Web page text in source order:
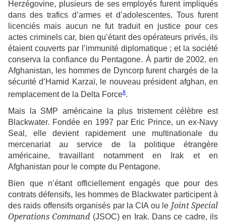
Herzégovine, plusieurs de ses employés furent impliqués
dans des trafics d’armes et d’adolescentes. Tous furent
licenciés mais aucun ne fut traduit en justice pour ces
actes criminels car, bien qu’étant des opérateurs privés, ils
étaient couverts par l’immunité diplomatique ; et la société
conserva la confiance du Pentagone. À partir de 2002, en
Afghanistan, les hommes de Dyncorp furent chargés de la
sécurité d’Hamid Karzaï, le nouveau président afghan, en
remplacement de la Delta Force8.
Mais la SMP américaine la plus tristement célèbre est
Blackwater. Fondée en 1997 par Eric Prince, un ex-Navy
Seal, elle devient rapidement une multinationale du
mercenariat au service de la politique étrangère
américaine, travaillant notamment en Irak et en
Afghanistan pour le compte du Pentagone.
Bien que n’étant officiellement engagés que pour des
contrats défensifs, les hommes de Blackwater participent à
des raids offensifs organisés par la CIA ou le Joint Special
Operations Command (JSOC) en Irak. Dans ce cadre, ils